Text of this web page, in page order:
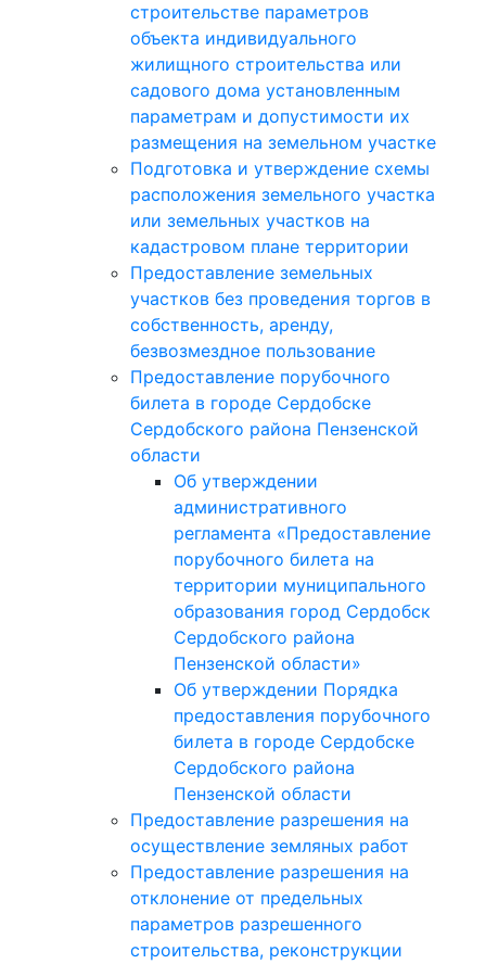
строительстве параметров
объекта индивидуального
жилищного строительства или
садового дома установленным
параметрам и допустимости их
размещения на земельном участке
Подготовка и утверждение схемы
расположения земельного участка
или земельных участков на
кадастровом плане территории
Предоставление земельных
участков без проведения торгов в
собственность, аренду,
безвозмездное пользование
Предоставление порубочного
билета в городе Сердобске
Сердобского района Пензенской
области
Об утверждении
административного
регламента «Предоставление
порубочного билета на
территории муниципального
образования город Сердобск
Сердобского района
Пензенской области»
Об утверждении Порядка
предоставления порубочного
билета в городе Сердобске
Сердобского района
Пензенской области
Предоставление разрешения на
осуществление земляных работ
Предоставление разрешения на
отклонение от предельных
параметров разрешенного
строительства, реконструкции